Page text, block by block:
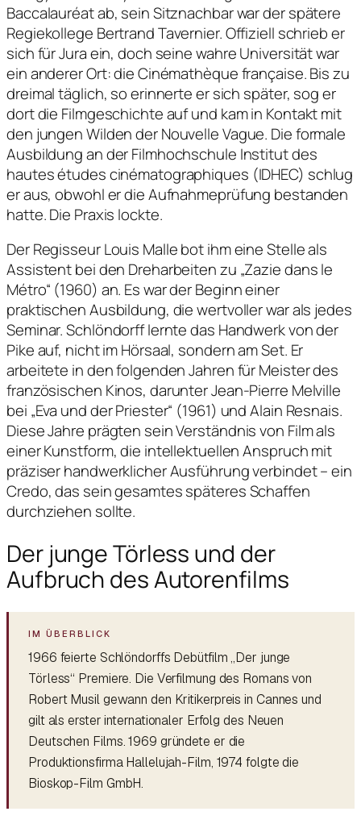
Baccalauréat ab, sein Sitznachbar war der spätere
Regiekollege Bertrand Tavernier. Offiziell schrieb er
sich für Jura ein, doch seine wahre Universität war
ein anderer Ort: die Cinémathèque française. Bis zu
dreimal täglich, so erinnerte er sich später, sog er
dort die Filmgeschichte auf und kam in Kontakt mit
den jungen Wilden der Nouvelle Vague. Die formale
Ausbildung an der Filmhochschule Institut des
hautes études cinématographiques (IDHEC) schlug
er aus, obwohl er die Aufnahmeprüfung bestanden
hatte. Die Praxis lockte.
Der Regisseur Louis Malle bot ihm eine Stelle als
Assistent bei den Dreharbeiten zu „Zazie dans le
Métro“ (1960) an. Es war der Beginn einer
praktischen Ausbildung, die wertvoller war als jedes
Seminar. Schlöndorff lernte das Handwerk von der
Pike auf, nicht im Hörsaal, sondern am Set. Er
arbeitete in den folgenden Jahren für Meister des
französischen Kinos, darunter Jean-Pierre Melville
bei „Eva und der Priester“ (1961) und Alain Resnais.
Diese Jahre prägten sein Verständnis von Film als
einer Kunstform, die intellektuellen Anspruch mit
präziser handwerklicher Ausführung verbindet – ein
Credo, das sein gesamtes späteres Schaffen
durchziehen sollte.
Der junge Törless und der
Aufbruch des Autorenfilms
1966 feierte Schlöndorffs Debütfilm „Der junge
Törless“ Premiere. Die Verfilmung des Romans von
Robert Musil gewann den Kritikerpreis in Cannes und
gilt als erster internationaler Erfolg des Neuen
Deutschen Films. 1969 gründete er die
Produktionsfirma Hallelujah-Film, 1974 folgte die
Bioskop-Film GmbH.